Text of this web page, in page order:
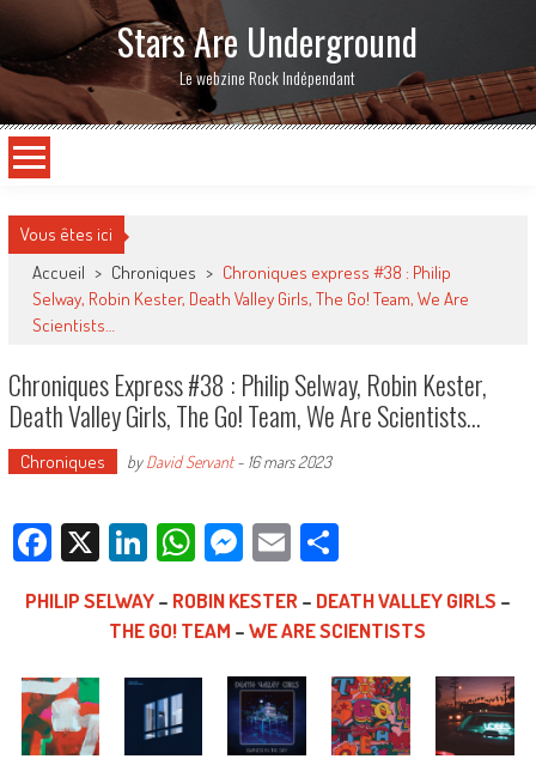
Stars Are Underground
Le webzine Rock Indépendant
Vous êtes ici
Accueil > Chroniques > Chroniques express #38 : Philip
Selway, Robin Kester, Death Valley Girls, The Go! Team, We Are
Scientists…
Chroniques Express #38 : Philip Selway, Robin Kester,
Death Valley Girls, The Go! Team, We Are Scientists…
Chroniques byDavid Servant- 16 mars 2023
Facebook
X LinkedIn
WhatsApp
Messenger
EmailPartager
PHILIP SELWAY– ROBIN KESTER – DEATH VALLEY GIRLS –
THE GO! TEAM –WE ARE SCIENTISTS